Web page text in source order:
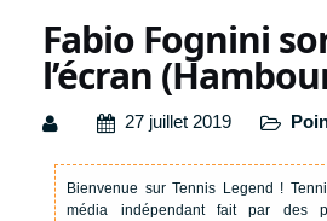
Fabio Fognini
l’écran
27 juillet 2019
Bienvenue sur Tennis Legend !
média indépendant fait par des